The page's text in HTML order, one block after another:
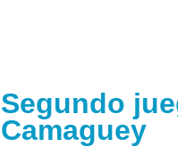
Segundo
Camaguey